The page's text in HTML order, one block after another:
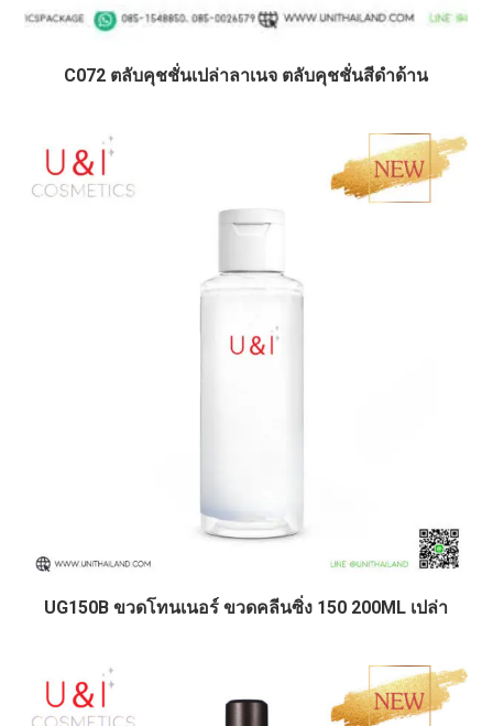
C072 ตลับคุชชั่นเปล่าลาเนจ ตลับคุชชั่นสีดำด้าน
UG150B ขวดโทนเนอร์ ขวดคลีนซิ่ง 150 200ML เปล่า